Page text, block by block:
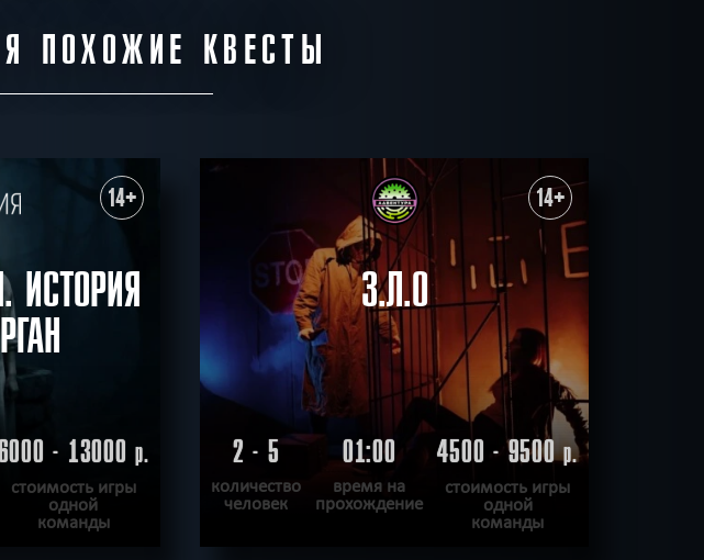
ПОХОЖИЕ КВЕСТЫ
14+
ИСТОРИЯ
- 13000р.
стоимость игры
одной
команды
14+
З.Л.О
2 - 5
количество
человек
01:00
время на
прохождение
4500 - 9500р.
стоимость игры
одной
команды